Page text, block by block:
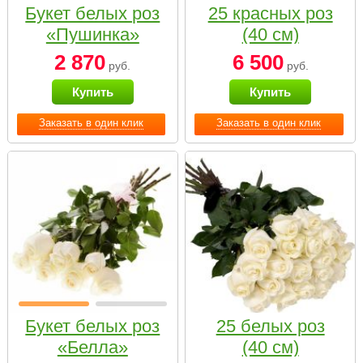
Заказать в один клик
Букет белых роз
«Пушинка»
2 870 руб.
Купить
Заказать в один клик
25 красных роз
(40 см)
6 500руб.
Купить
Букет белых роз
«Белла»
25 белых роз
(40 см)